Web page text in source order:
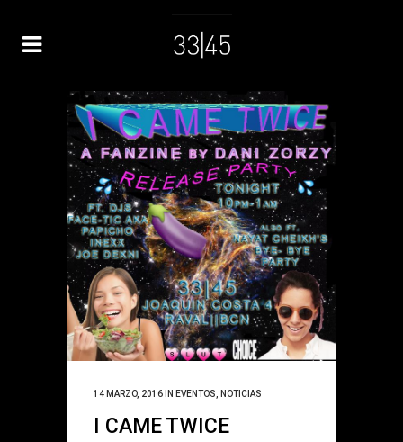
14 MARZO, 2016 IN EVENTOS, NOTICIAS
I CAME TWICE